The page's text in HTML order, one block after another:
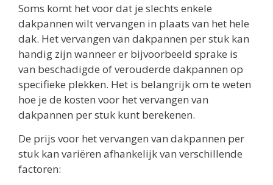
Soms komt het voor dat je slechts enkele
dakpannen wilt vervangen in plaats van het hele
dak. Het vervangen van dakpannen per stuk kan
handig zijn wanneer er bijvoorbeeld sprake is
van beschadigde of verouderde dakpannen op
specifieke plekken. Het is belangrijk om te weten
hoe je de kosten voor het vervangen van
dakpannen per stuk kunt berekenen.
De prijs voor het vervangen van dakpannen per
stuk kan variëren afhankelijk van verschillende
factoren: